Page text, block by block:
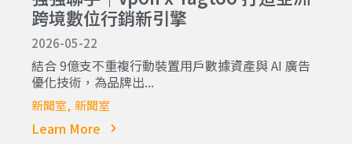
跨境數位行銷新引擎
2026-05-22
結合 9億支不重複行動裝置用戶數據資產與 AI 廣告
優化技術，為品牌出...
新聞室 新聞室
Learn More